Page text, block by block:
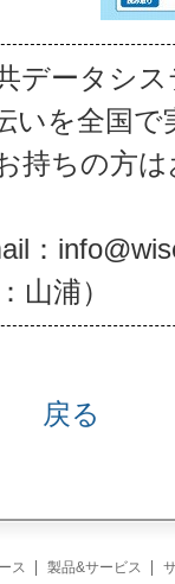
データシス
いを全国で
持ちの方
：
山浦）
戻る
ス 製品&サービス